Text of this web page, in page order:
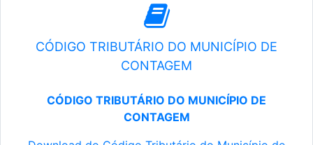
CÓDIGO TRIBUTÁRIO DO MUNICÍPIO DE
CONTAGEM
CÓDIGO TRIBUTÁRIO DO MUNICÍPIO DE
CONTAGEM